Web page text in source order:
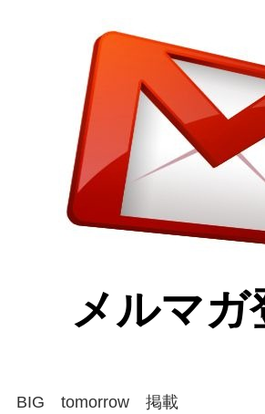
メルマガ
BIG tomorrow 掲載